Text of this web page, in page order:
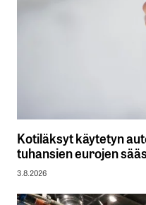
Kotiläksyt käytetyn
tuhansien eurojen
3.8.2026